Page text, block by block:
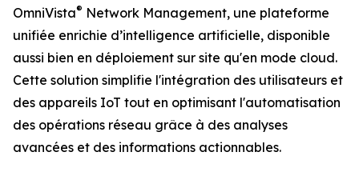
OmniVista® Network Management, une plateforme
unifiée enrichie d’intelligence artificielle, disponible
aussi bien en déploiement sur site qu'en mode cloud.
Cette solution simplifie l'intégration des utilisateurs et
des appareils IoT tout en optimisant l'automatisation
des opérations réseau grâce à des analyses
avancées et des informations actionnables.